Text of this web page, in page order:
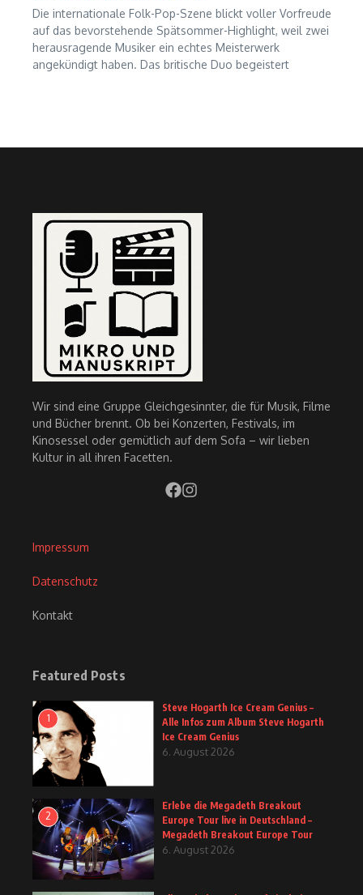
Die internationale Folk-Pop-Szene blickt voller Vorfreude
auf das bevorstehende Spätsommer-Highlight, weil zwei
herausragende Musiker ein echtes Meisterwerk
angekündigt haben. Das britische Duo begeistert
Wir sind eine Gruppe Gleichgesinnter, die für Musik, Filme
und Bücher brennt. Ob bei Konzerten, Festivals, im
Kinosessel oder gemütlich auf dem Sofa – wir lieben
Kultur in all ihren Facetten.
Impressum
Datenschutz
Kontakt
Featured Posts
1
Steve Hogarth Ice Cream Genius –
Alle Infos zum Album Steve Hogarth
Ice Cream Genius
6. August 2026
2
Erlebe die Megadeth Breakout
Europe Tour live in Deutschland –
Megadeth Breakout Europe Tour
6. August 2026